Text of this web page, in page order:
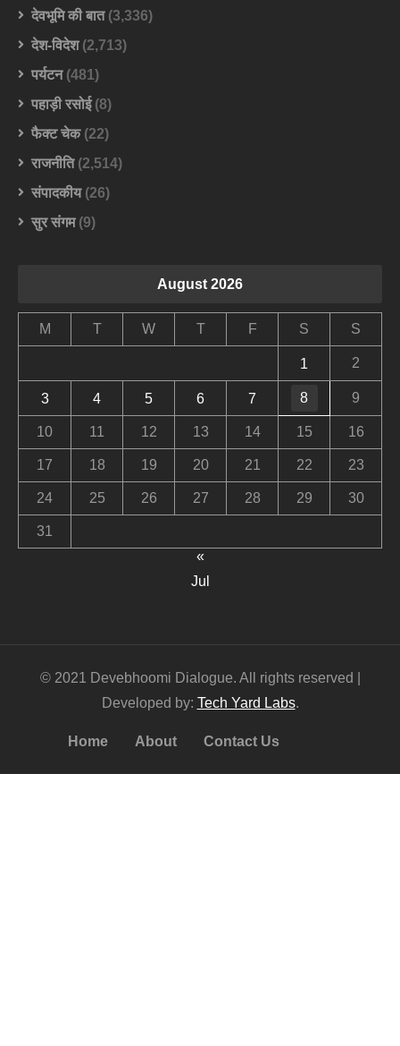
देवभूमि की बात(3,336)
देश-विदेश(2,713)
पर्यटन(481)
पहाड़ी रसोई(8)
फैक्ट चेक(22)
राजनीति(2,514)
संपादकीय(26)
सुर संगम(9)
August 2026
M T W T F S S
1 2
3 4 5 6 7 8 9
10 11 12 13 14 15 16
17 18 19 20 21 22 23
24 25 26 27 28 29 30
31
«
Jul
© 2021 Devebhoomi Dialogue. All rights reserved |
Developed by: Tech Yard Labs.
Home About Contact Us